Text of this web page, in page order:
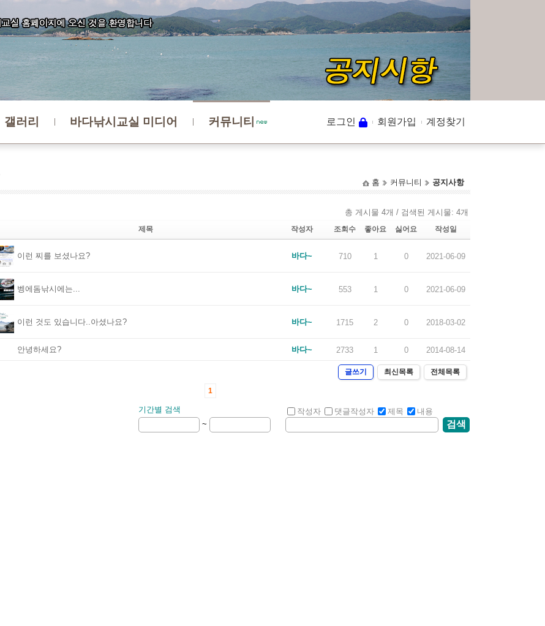
갤러리 바다낚시교실 미디어 커뮤니티 로그인 회원가입 계정찾기
홈 커뮤니티 공지사항
총 게시물 4개 / 검색된 게시물: 4개
제목 작성자 조회수 좋아요 싫어요 작성일
이런 찌를 보셨나요? 바다~ 710 1 0 2021-06-09
벵에돔낚시에는... 바다~ 553 1 0 2021-06-09
이런 것도 있습니다..아셨나요? 바다~ 1715 2 0 2018-03-02
안녕하세요? 바다~ 2733 1 0 2014-08-14
글쓰기 최신목록 전체목록
1
기간별 검색
~
작성자 댓글작성자 제목 내용
검색